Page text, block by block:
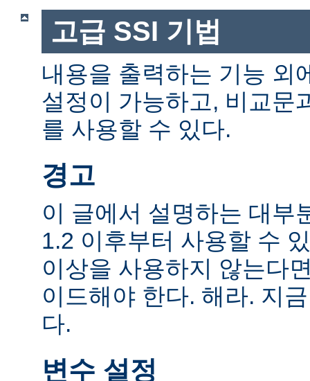
고급 SSI 기법
내용을 출력하는 기능 외
설정이 가능하고, 비교문
를 사용할 수 있다.
경고
이 글에서 설명하는 대부
1.2 이후부터 사용할 수
이상을 사용하지 않는다
이드해야 한다. 해라. 지
다.
변수 설정